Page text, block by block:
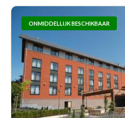
ONMIDDELLIJK BESCHIKBAAR